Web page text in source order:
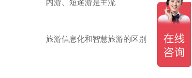
内游、短途游是主流
旅游信息化和智慧旅游的区别